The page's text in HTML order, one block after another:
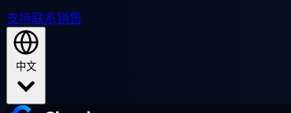
支持联系销售
中文